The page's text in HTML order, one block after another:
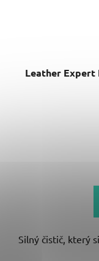
Leather Expert
Silný čistič, který